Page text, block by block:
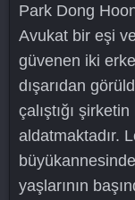
Park Dong
Avukat bir eşi
güvenen iki
dışarıdan
çalıştığı
aldatmaktadır.
yaşlarının